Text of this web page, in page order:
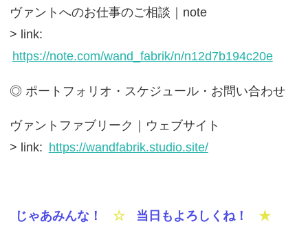
ヴァントへのお仕事のご相談｜note
> link:
https://note.com/wand_fabrik/n/n12d7b194c20e
◎ ポートフォリオ・スケジュール・お問い合わせ
ヴァントファブリーク｜ウェブサイト
> link: https://wandfabrik.studio.site/
じゃあみんな！ ☆ 当日もよろしくね！ ★